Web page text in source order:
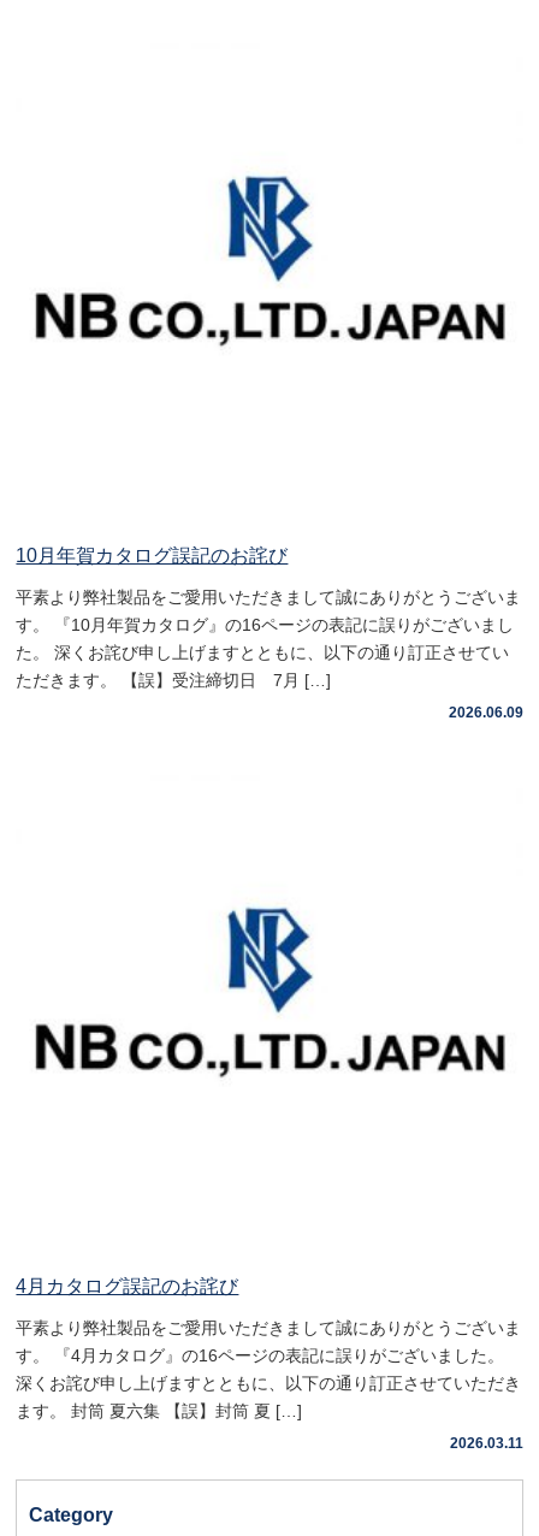
10月年賀カタログ誤記のお詫び
平素より弊社製品をご愛用いただきまして誠にありがとうございま
す。 『10月年賀カタログ』の16ページの表記に誤りがございまし
た。 深くお詫び申し上げますとともに、以下の通り訂正させてい
ただきます。 【誤】受注締切日 7月 […]
2026.06.09
4月カタログ誤記のお詫び
平素より弊社製品をご愛用いただきまして誠にありがとうございま
す。 『4月カタログ』の16ページの表記に誤りがございました。
深くお詫び申し上げますとともに、以下の通り訂正させていただき
ます。 封筒 夏六集 【誤】封筒 夏 […]
2026.03.11
Category